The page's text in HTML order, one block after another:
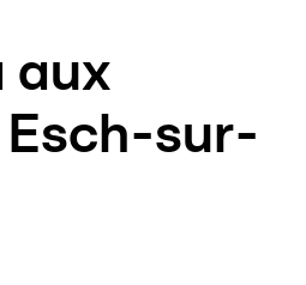
aux
sur-